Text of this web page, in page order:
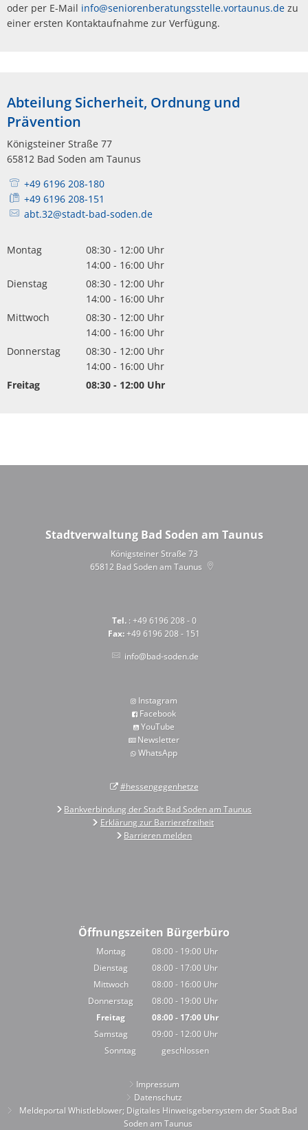
oder per E-Mail info@seniorenberatungsstelle.vortaunus.de zu
einer ersten Kontaktaufnahme zur Verfügung.
Abteilung Sicherheit, Ordnung und
Prävention
Königsteiner Straße 77
65812 Bad Soden am Taunus
+49 6196 208-180
+49 6196 208-151
abt.32@stadt-bad-soden.de
Montag 08:30 - 12:00 Uhr
Von 08:30 bis 12:00 Uhr
14:00 - 16:00 Uhr
Von 14:00 bis 16:00 Uhr
Dienstag 08:30 - 12:00 Uhr
Von 08:30 bis 12:00 Uhr
14:00 - 16:00 Uhr
Von 14:00 bis 16:00 Uhr
Mittwoch 08:30 - 12:00 Uhr
Von 08:30 bis 12:00 Uhr
14:00 - 16:00 Uhr
Von 14:00 bis 16:00 Uhr
Donnerstag 08:30 - 12:00 Uhr
Von 08:30 bis 12:00 Uhr
14:00 - 16:00 Uhr
Von 14:00 bis 16:00 Uhr
Freitag 08:30 - 12:00 Uhr
Stadtverwaltung Bad Soden am Taunus
Königsteiner Straße 73
65812 Bad Soden am Taunus
Tel.: +49 6196 208 - 0
Fax:+49 6196 208 - 151
info@bad-soden.de
Instagram
Facebook
YouTube
Newsletter
WhatsApp
#hessengegenhetze
Bankverbindung der Stadt Bad Soden am Taunus
Erklärung zur Barrierefreiheit
Barrieren melden
Öffnungszeiten Bürgerbüro
Montag 08:00- 19:00 Uhr
Von 08:00 bis 19:00 Uhr
Dienstag 08:00- 17:00 Uhr
Von 08:00 bis 17:00 Uhr
Mittwoch 08:00- 16:00 Uhr
Von 08:00 bis 16:00 Uhr
Donnerstag 08:00- 19:00 Uhr
Von 08:00 bis 19:00 Uhr
Freitag 08:00- 17:00Uhr
Von 08:00 bis 17:00 Uhr
Samstag 09:00- 12:00 Uhr
Von 09:00 bis 12:00 Uhr
Sonntag geschlossen
Impressum
Datenschutz
Meldeportal Whistleblower; Digitales Hinweisgebersystem der Stadt Bad
Soden am Taunus